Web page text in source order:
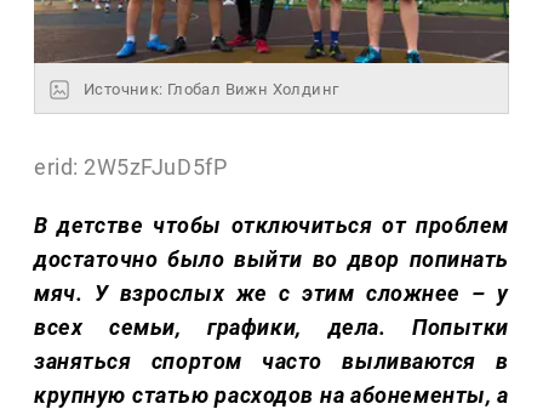
Источник: Глобал Вижн Холдинг
erid: 2W5zFJuD5fP
В детстве чтобы отключиться от проблем
достаточно было выйти во двор попинать
мяч. У взрослых же с этим сложнее – у
всех семьи, графики, дела. Попытки
заняться спортом часто выливаются в
крупную статью расходов на абонементы, а